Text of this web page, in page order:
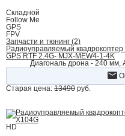
Складной
Follow Me
GPS
FPV
Запчасти и тюнинг (2)
Радиоуправляемый
GPS RTF 2.4G- MJX-MEW4-1-4K
Диагональ дрона - 240 мм,
Старая цена: 13490 руб.
HD